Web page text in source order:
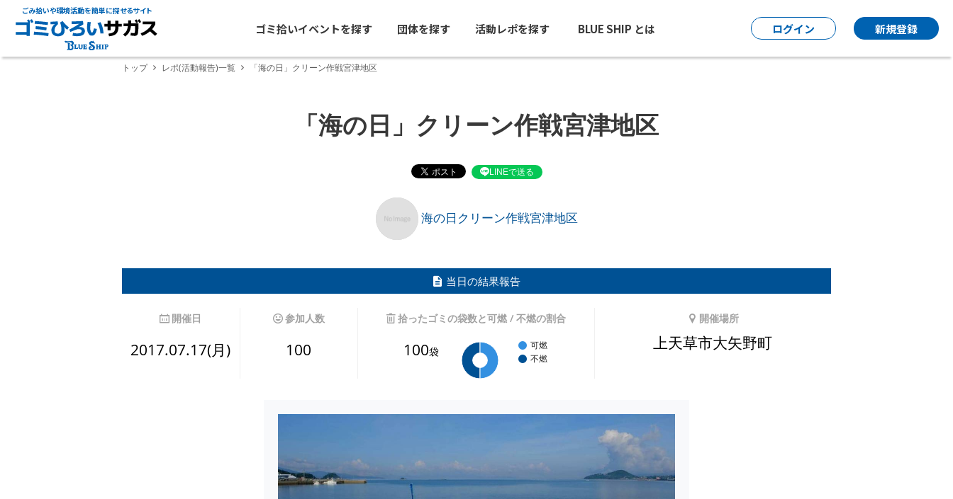
ごみ拾いや環境活動を簡単に探せるサイト
ゴミ拾いイベントを探す 団体を探す 活動レポを探す BLUE SHIP とは ログイン 新規登録
トップ レポ(活動報告)一覧 「海の日」クリーン作戦宮津地区
「海の日」クリーン作戦宮津地区
LINEで送る
海の日クリーン作戦宮津地区
当日の結果報告
開催日
2017.07.17(月)
参加人数
100
拾ったゴミの袋数と可燃 / 不燃の割合
100袋
可燃
不燃
開催場所
上天草市大矢野町